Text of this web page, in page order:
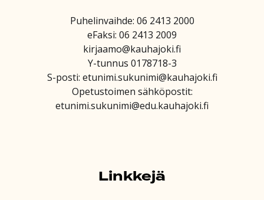
Puhelinvaihde: 06 2413 2000
eFaksi: 06 2413 2009
kirjaamo@kauhajoki.fi
Y-tunnus 0178718-3
S-posti: etunimi.sukunimi@kauhajoki.fi
Opetustoimen sähköpostit:
etunimi.sukunimi@edu.kauhajoki.fi
Linkkejä